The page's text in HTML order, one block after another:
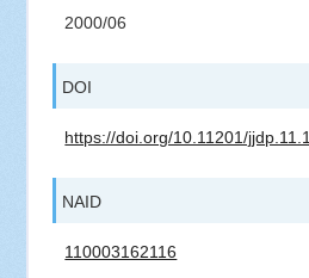
2000/06
DOI
https://doi.org/10.11201/jjdp.11.1
NAID
110003162116